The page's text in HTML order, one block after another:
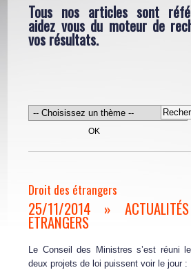
Tous nos articles sont
aidez vous du moteur de
vos résultats.
Droit des étrangers
25/11/2014 »
ETRANGERS
Le Conseil des Ministres s’est réuni
deux projets de loi puissent voir le jour